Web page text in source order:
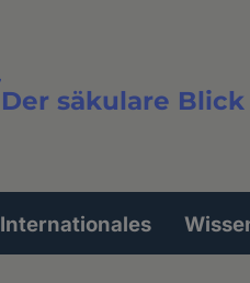
Der säkulare
Volltextsuche
Internationales